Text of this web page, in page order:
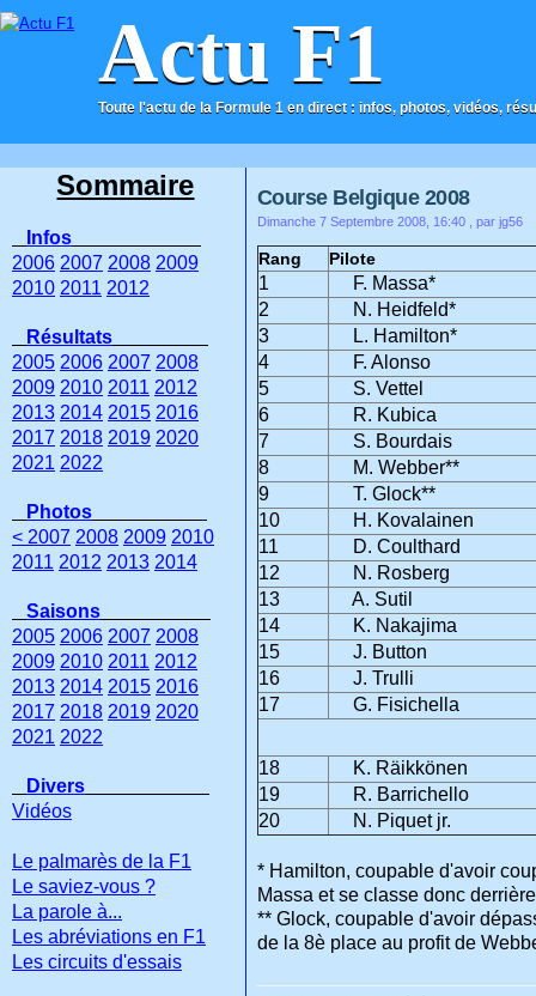
Actu F1
Toute l'actu de la Formule 1 en direct : infos, photos, vidéos,
ACCUEIL CONTACT
Course Belgique 2008
Dimanche 7 Septembre 2008, 16:40 , par jg56
Rang Pilote
1
F. Massa*
2
N. Heidfeld*
3
L. Hamilton*
4
F. Alonso
5
S. Vettel
6
R. Kubica
7
S. Bourdais
8
M. Webber**
9
T. Glock**
10
H. Kovalainen
11
D. Coulthard
12
N. Rosberg
13
A. Sutil
14
K. Nakajima
15
J. Button
16
J. Trulli
17
G. Fisichella
18
K. Räikkönen
19
R. Barrichello
20
N. Piquet jr.
* Hamilton, coupable d'avoir
Massa et se classe donc
** Glock, coupable d'avoir
de la 8è place au profit de
Sommaire
Infos
2006 2007 2008 2009
2010 2011 2012
Résultats
2005 2006 2007 2008
2009 2010 2011 2012
2013 2014 2015 2016
2017 2018 2019 2020
2021 2022
Photos
< 2007 2008 2009 2010
2011 2012 2013 2014
Saisons
2005 2006 2007 2008
2009 2010 2011 2012
2013 2014 2015 2016
2017 2018 2019 2020
2021 2022
Divers
Vidéos
Le palmarès de la F1
Le saviez-vous ?
La parole à...
Les abréviations en F1
Les circuits d'essais